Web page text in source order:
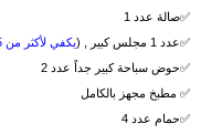
صالة عدد 1✅
عدد 1
مجلس كبير , (يكفي لأكثر من 25 شخص
)✅
حوض سباحة كبير جداً عدد 2✅
مطبخ مجهز بالكامل ✅
حمام عدد 4✅